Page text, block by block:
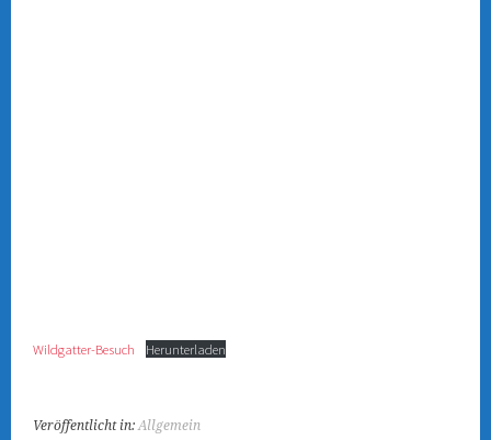
Wildgatter-Besuch Herunterladen
Veröffentlicht in: Allgemein